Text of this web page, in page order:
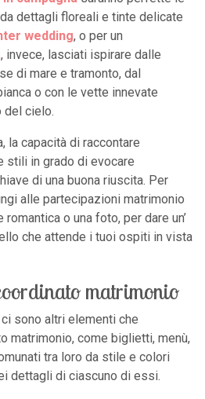
dettagli floreali e tinte delicate
wedding, o per un
, invece, lasciati ispirare dalle
di mare e tramonto, dal
o con le vette innevate
del cielo.
la capacità di raccontare
stili in grado di evocare
di una buona riuscita. Per
alle partecipazioni matrimonio
o una foto, per dare un’
che attende i tuoi ospiti in vista
matrimonio
sono altri elementi che
matrimonio, come biglietti, menù,
tra loro da stile e colori
dettagli di ciascuno di essi.